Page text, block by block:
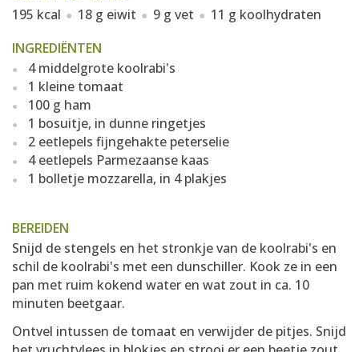
195 kcal
18 g eiwit 9 g vet
11 g koolhydraten
INGREDIËNTEN
4 middelgrote koolrabi's
1 kleine tomaat
100 g ham
1 bosuitje, in dunne ringetjes
2 eetlepels fijngehakte peterselie
4 eetlepels Parmezaanse kaas
1 bolletje mozzarella, in 4 plakjes
BEREIDEN
Snijd de stengels en het stronkje van de koolrabi's en
schil de koolrabi's met een dunschiller. Kook ze in een
pan met ruim kokend water en wat zout in ca. 10
minuten beetgaar.
Ontvel intussen de tomaat en verwijder de pitjes. Snijd